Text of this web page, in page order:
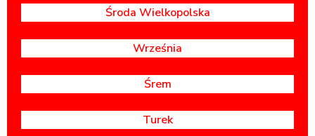
Środa Wielkopolska
Września
Śrem
Turek